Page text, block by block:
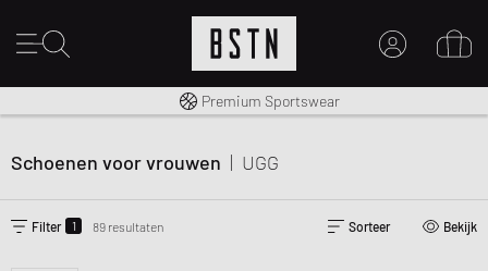
MIJN ACCOUNT
MAAK EEN ACCOUNT AAN
Gratis verzending naar NL vanaf € 100
Premium Sportswear
Schoenen voor vrouwen | UGG
Filter 1 89 resultaten Sorteer Bekijk